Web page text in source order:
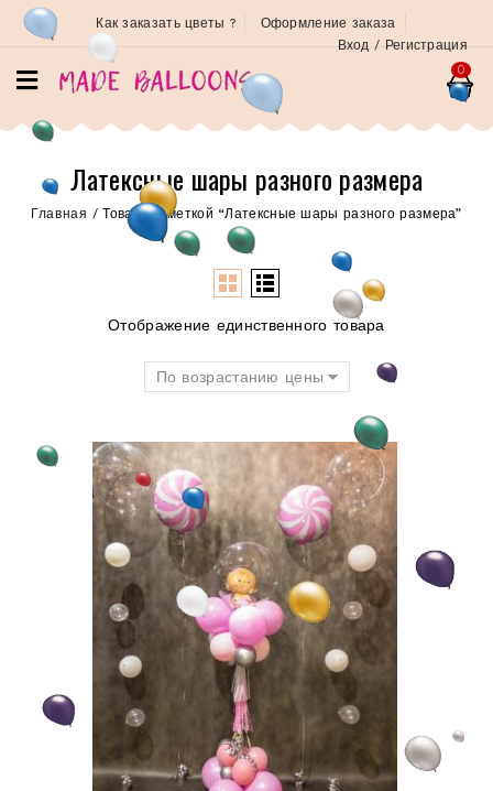
Как заказать цветы ?
Оформление заказа
Вход / Регистрация
0
Латексные шары разного размера
Главная /Товары с меткой “Латексные шары разного размера”
Отображение единственного товара
По возрастанию цены